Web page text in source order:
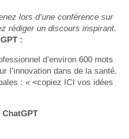
lors d’une conférence sur
rédiger un discours inspirant.
:
d’environ 600 mots
l’innovation dans de la santé.
: « <copiez ICI vos idées